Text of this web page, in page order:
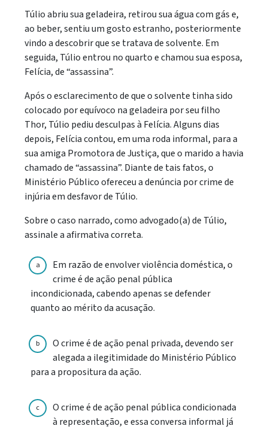
Túlio abriu sua geladeira, retirou sua água com gás e,
ao beber, sentiu um gosto estranho, posteriormente
vindo a descobrir que se tratava de solvente. Em
seguida, Túlio entrou no quarto e chamou sua esposa,
Felícia, de “assassina”.
Após o esclarecimento de que o solvente tinha sido
colocado por equívoco na geladeira por seu filho
Thor, Túlio pediu desculpas à Felícia. Alguns dias
depois, Felícia contou, em uma roda informal, para a
sua amiga Promotora de Justiça, que o marido a havia
chamado de “assassina”. Diante de tais fatos, o
Ministério Público ofereceu a denúncia por crime de
injúria em desfavor de Túlio.
Sobre o caso narrado, como advogado(a) de Túlio,
assinale a afirmativa correta.
a
Em razão de envolver violência doméstica, o
crime é de ação penal pública
incondicionada, cabendo apenas se defender
quanto ao mérito da acusação.
b
O crime é de ação penal privada, devendo ser
alegada a ilegitimidade do Ministério Público
para a propositura da ação.
c
O crime é de ação penal pública condicionada
à representação, e essa conversa informal já